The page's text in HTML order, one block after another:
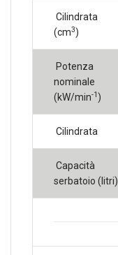
Cilindrata
(cm3)
Potenza
nominale
(kW/min-1 )
Cilindrata
Capacità
serbatoio (litri)